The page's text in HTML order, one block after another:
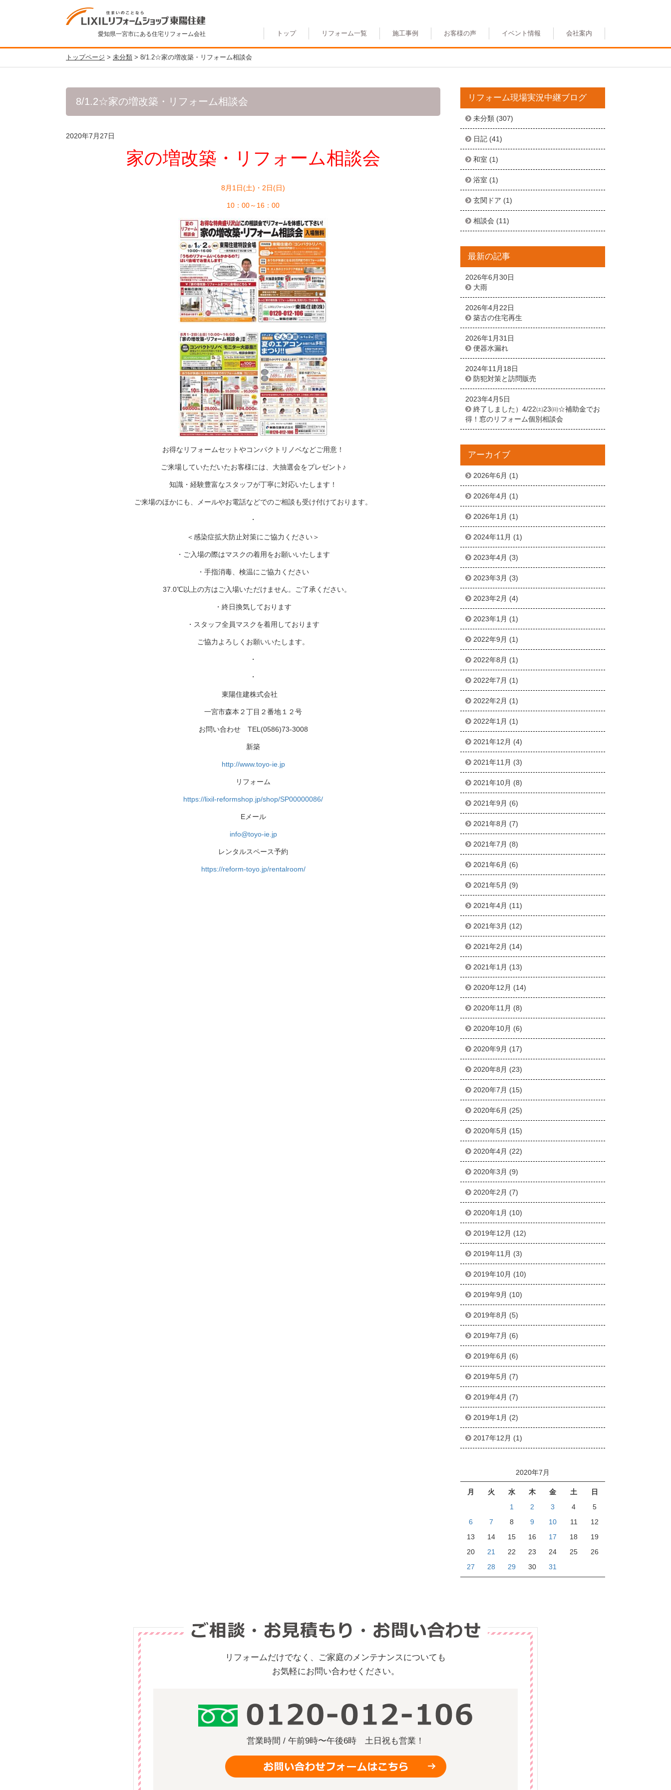
愛知県一宮市にある住宅リフォーム会社 トップ リフォーム一覧 施工事例 お客様の声 イベント情報 会社案内
トップページ > 未分類 > 8/1.2☆家の増改築・リフォーム相談会
8/1.2☆家の増改築・リフォーム相談会
2020年7月27日
家の増改築・リフォーム相談会
8月1日(土)・2日(日)
10：00～16：00
お得なリフォームセットやコンパクトリノベなどご用意！
ご来場していただいたお客様には、大抽選会をプレゼント♪
知識・経験豊富なスタッフが丁寧に対応いたします！
ご来場のほかにも、メールやお電話などでのご相談も受け付けております。
・
＜感染症拡大防止対策にご協力ください＞
・ご入場の際はマスクの着用をお願いいたします
・手指消毒、検温にご協力ください
37.0℃以上の方はご入場いただけません。ご了承ください。
・終日換気しております
・スタッフ全員マスクを着用しております
ご協力よろしくお願いいたします。
・
・
東陽住建株式会社
一宮市森本２丁目２番地１２号
お問い合わせ TEL(0586)73-3008
新築
http://www.toyo-ie.jp
リフォーム
https://lixil-reformshop.jp/shop/SP00000086/
Eメール
info@toyo-ie.jp
レンタルスペース予約
https://reform-toyo.jp/rentalroom/
リフォーム現場実況中継ブログ
未分類 (307)
日記 (41)
和室 (1)
浴室 (1)
玄関ドア (1)
相談会 (11)
最新の記事
2026年6月30日
大雨
2026年4月22日
築古の住宅再生
2026年1月31日
便器水漏れ
2024年11月18日
防犯対策と訪問販売
2023年4月5日
終了しました）4/22㈯23㈰☆補助金でお
得！窓のリフォーム個別相談会
アーカイブ
2026年6月 (1)
2026年4月 (1)
2026年1月 (1)
2024年11月 (1)
2023年4月 (3)
2023年3月 (3)
2023年2月 (4)
2023年1月 (1)
2022年9月 (1)
2022年8月 (1)
2022年7月 (1)
2022年2月 (1)
2022年1月 (1)
2021年12月 (4)
2021年11月 (3)
2021年10月 (8)
2021年9月 (6)
2021年8月 (7)
2021年7月 (8)
2021年6月 (6)
2021年5月 (9)
2021年4月 (11)
2021年3月 (12)
2021年2月 (14)
2021年1月 (13)
2020年12月 (14)
2020年11月 (8)
2020年10月 (6)
2020年9月 (17)
2020年8月 (23)
2020年7月 (15)
2020年6月 (25)
2020年5月 (15)
2020年4月 (22)
2020年3月 (9)
2020年2月 (7)
2020年1月 (10)
2019年12月 (12)
2019年11月 (3)
2019年10月 (10)
2019年9月 (10)
2019年8月 (5)
2019年7月 (6)
2019年6月 (6)
2019年5月 (7)
2019年4月 (7)
2019年1月 (2)
2017年12月 (1)
2020年7月
月 火 水 木 金 土
日
1
2 3 4
5
6
7 8 9 10 11
12
13
14 15 16 17 18
19
20
21 22 23 24 25
26
27
28 29 30 31
リフォームだけでなく、ご家庭のメンテナンスについても
お気軽にお問い合わせください。
営業時間 / 午前9時〜午後6時 土日祝も営業！